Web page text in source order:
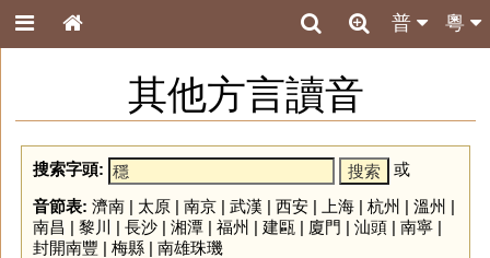
粵
普
其他方言讀音
搜索字頭:
或
音節表: 濟南| 太原| 南京| 武漢 | 西安| 上海| 杭州 | 溫州 |
南昌 | 黎川 | 長沙| 湘潭| 福州 | 建甌 | 廈門 | 汕頭| 南寧|
封開南豐 | 梅縣| 南雄珠璣